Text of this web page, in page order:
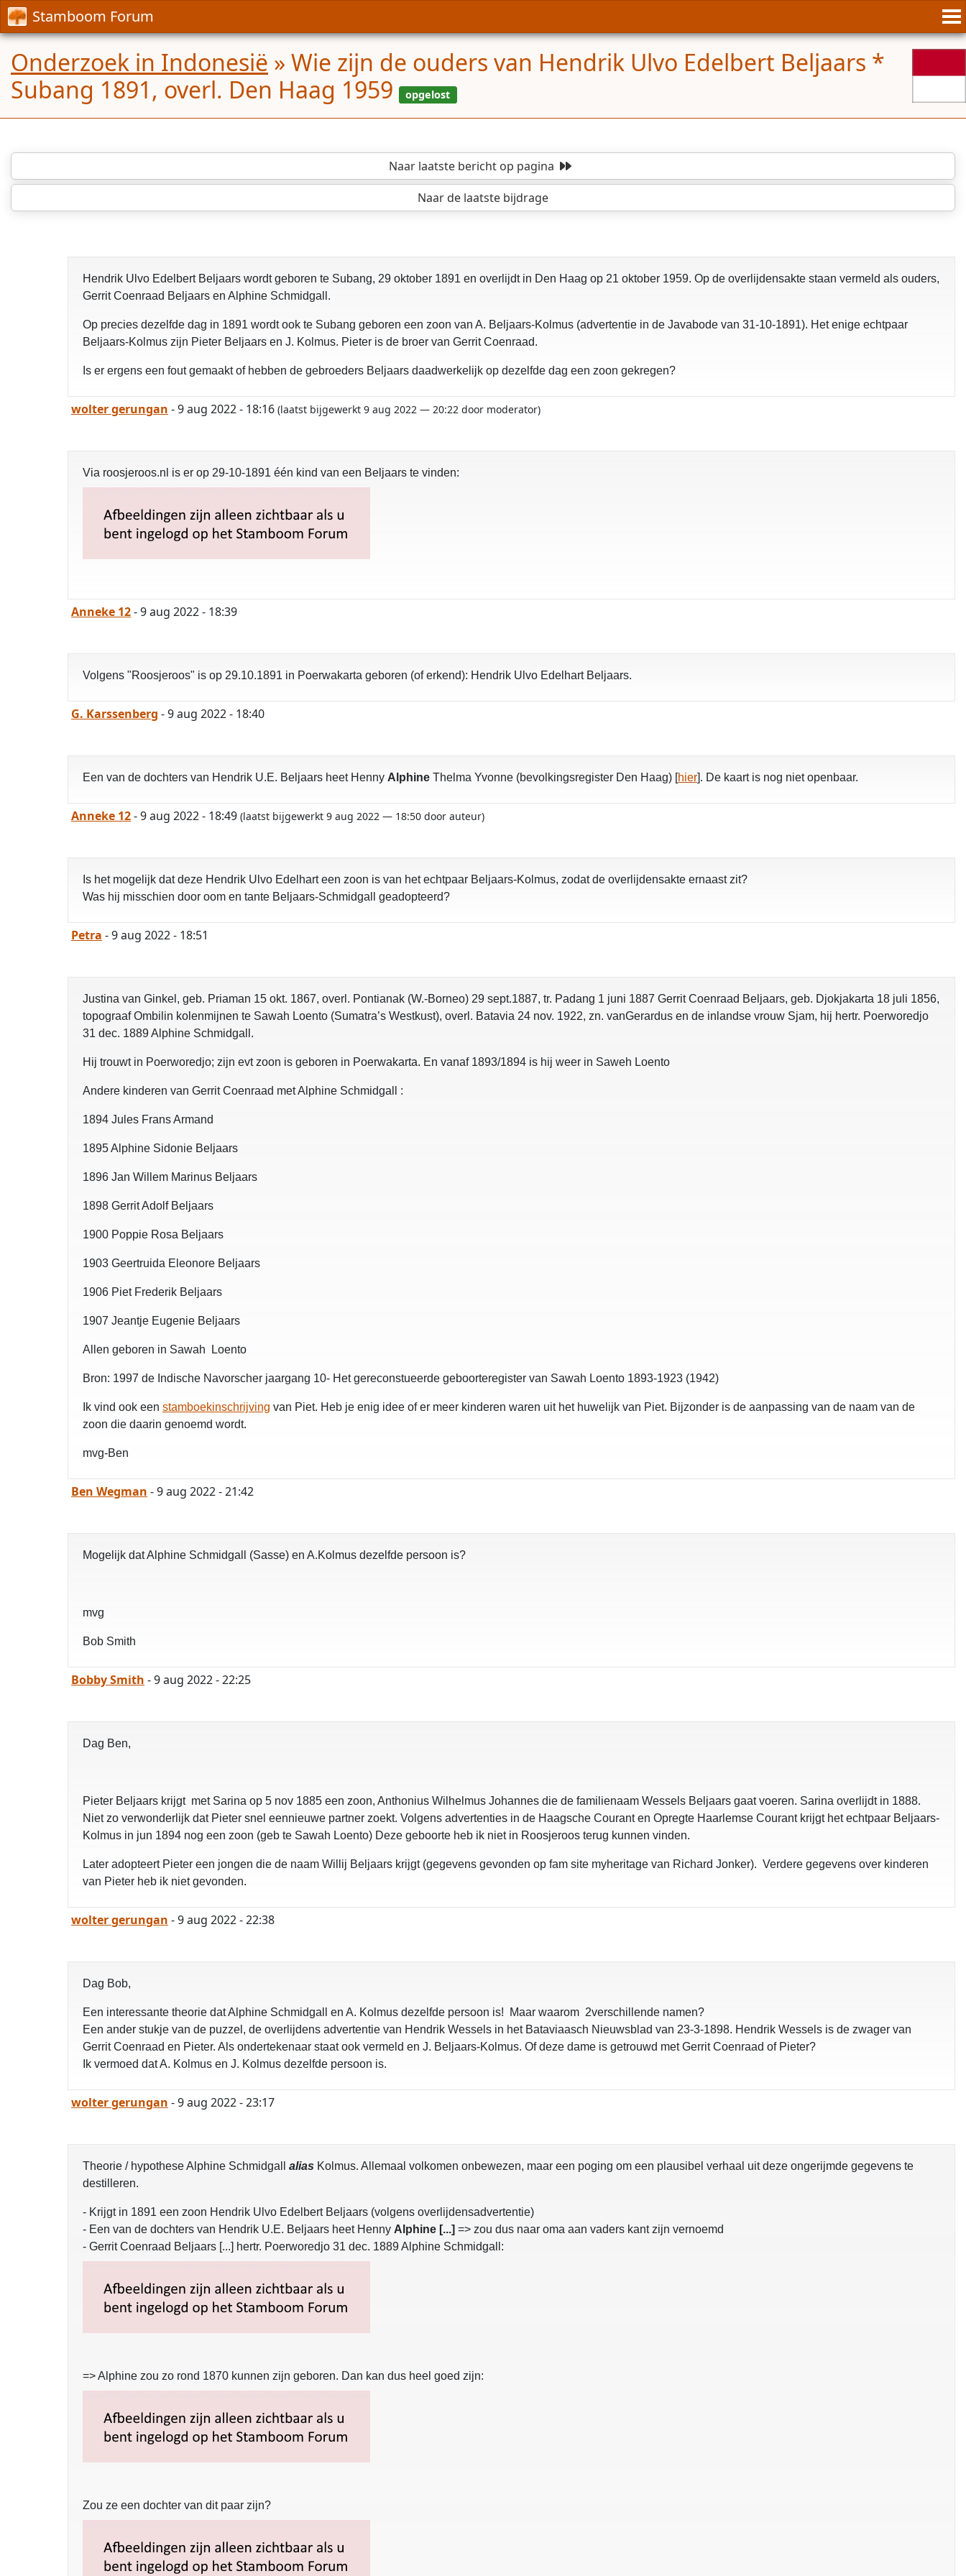
Stamboom Forum
Onderzoek in Indonesië » Wie zijn de ouders van Hendrik Ulvo Edelbert Beljaars *
Subang 1891, overl. Den Haag 1959
opgelost
Naar laatste berichtop pagina
Naar de laatste bijdrage
Hendrik Ulvo Edelbert Beljaars wordt geboren te Subang, 29 oktober 1891 en overlijdt in Den Haag op 21 oktober 1959. Op de overlijdensakte staan vermeld als ouders,
Gerrit Coenraad Beljaars en Alphine Schmidgall.
Op precies dezelfde dag in 1891 wordt ook te Subang geboren een zoon van A. Beljaars-Kolmus (advertentie in de Javabode van 31-10-1891). Het enige echtpaar
Beljaars-Kolmus zijn Pieter Beljaars en J. Kolmus. Pieter is de broer van Gerrit Coenraad.
Is er ergens een fout gemaakt of hebben de gebroeders Beljaars daadwerkelijk op dezelfde dag een zoon gekregen?
wolter gerungan - 9 aug 2022 - 18:16 (laatst bijgewerkt 9 aug 2022 — 20:22 door moderator)
Via roosjeroos.nl is er op 29-10-1891 één kind van een Beljaars te vinden:
Anneke 12- 9 aug 2022 - 18:39
Volgens "Roosjeroos" is op 29.10.1891 in Poerwakarta geboren (of erkend): Hendrik Ulvo Edelhart Beljaars.
G. Karssenberg - 9 aug 2022 - 18:40
Een van de dochters van Hendrik U.E. Beljaars heet Henny Alphine Thelma Yvonne (bevolkingsregister Den Haag) [hier]. De kaart is nog niet openbaar.
Anneke 12- 9 aug 2022 - 18:49 (laatst bijgewerkt 9 aug 2022 — 18:50 door auteur)
Is het mogelijk dat deze Hendrik Ulvo Edelhart een zoon is van het echtpaar Beljaars-Kolmus, zodat de overlijdensakte ernaast zit?
Was hij misschien door oom en tante Beljaars-Schmidgall geadopteerd?
Petra - 9 aug 2022 - 18:51
Justina van Ginkel, geb. Priaman 15 okt. 1867, overl. Pontianak (W.-Borneo) 29 sept.1887, tr. Padang 1 juni 1887 Gerrit Coenraad Beljaars, geb. Djokjakarta 18 juli 1856,
topograaf Ombilin kolenmijnen te Sawah Loento (Sumatra’s Westkust), overl. Batavia 24 nov. 1922, zn. vanGerardus en de inlandse vrouw Sjam, hij hertr. Poerworedjo
31 dec. 1889 Alphine Schmidgall.
Hij trouwt in Poerworedjo; zijn evt zoon is geboren in Poerwakarta. En vanaf 1893/1894 is hij weer in Saweh Loento
Andere kinderen van Gerrit Coenraad met Alphine Schmidgall :
1894 Jules Frans Armand
1895 Alphine Sidonie Beljaars
1896 Jan Willem Marinus Beljaars
1898 Gerrit Adolf Beljaars
1900 Poppie Rosa Beljaars
1903 Geertruida Eleonore Beljaars
1906 Piet Frederik Beljaars
1907 Jeantje Eugenie Beljaars
Allen geboren in Sawah Loento
Bron: 1997 de Indische Navorscher jaargang 10- Het gereconstueerde geboorteregister van Sawah Loento 1893-1923 (1942)
Ik vind ook een stamboekinschrijving van Piet. Heb je enig idee of er meer kinderen waren uit het huwelijk van Piet. Bijzonder is de aanpassing van de naam van de
zoon die daarin genoemd wordt.
mvg-Ben
Ben Wegman - 9 aug 2022 - 21:42
Mogelijk dat Alphine Schmidgall (Sasse) en A.Kolmus dezelfde persoon is?
mvg
Bob Smith
Bobby Smith - 9 aug 2022 - 22:25
Dag Ben,
Pieter Beljaars krijgt met Sarina op 5 nov 1885 een zoon, Anthonius Wilhelmus Johannes die de familienaam Wessels Beljaars gaat voeren. Sarina overlijdt in 1888.
Niet zo verwonderlijk dat Pieter snel eennieuwe partner zoekt. Volgens advertenties in de Haagsche Courant en Opregte Haarlemse Courant krijgt het echtpaar Beljaars-
Kolmus in jun 1894 nog een zoon (geb te Sawah Loento) Deze geboorte heb ik niet in Roosjeroos terug kunnen vinden.
Later adopteert Pieter een jongen die de naam Willij Beljaars krijgt (gegevens gevonden op fam site myheritage van Richard Jonker). Verdere gegevens over kinderen
van Pieter heb ik niet gevonden.
wolter gerungan - 9 aug 2022 - 22:38
Dag Bob,
Een interessante theorie dat Alphine Schmidgall en A. Kolmus dezelfde persoon is! Maar waarom 2verschillende namen?
Een ander stukje van de puzzel, de overlijdens advertentie van Hendrik Wessels in het Bataviaasch Nieuwsblad van 23-3-1898. Hendrik Wessels is de zwager van
Gerrit Coenraad en Pieter. Als ondertekenaar staat ook vermeld en J. Beljaars-Kolmus. Of deze dame is getrouwd met Gerrit Coenraad of Pieter?
Ik vermoed dat A. Kolmus en J. Kolmus dezelfde persoon is.
wolter gerungan - 9 aug 2022 - 23:17
Theorie / hypothese Alphine Schmidgall alias Kolmus. Allemaal volkomen onbewezen, maar een poging om een plausibel verhaal uit deze ongerijmde gegevens te
destilleren.
- Krijgt in 1891 een zoon Hendrik Ulvo Edelbert Beljaars (volgens overlijdensadvertentie)
- Een van de dochters van Hendrik U.E. Beljaars heet Henny Alphine [...] => zou dus naar oma aan vaders kant zijn vernoemd
- Gerrit Coenraad Beljaars [...] hertr. Poerworedjo 31 dec. 1889 Alphine Schmidgall:
=> Alphine zou zo rond 1870 kunnen zijn geboren. Dan kan dus heel goed zijn:
Zou ze een dochter van dit paar zijn?